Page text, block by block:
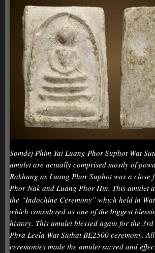
Somdej Phim Yai Luang Phor Suphot Wat
amulet are actually comprised mostly of
Rakhang as Luang Phor Suphot was a close
Phor Nak and Luang Phor Hin. This amulet
the “Indochine Ceremony” which held in
which considered as one of the biggest
history. This amulet blessed again for the
Phra Leela Wat Suthat BE2500 ceremony.
ceremonies made the amulet sacred and